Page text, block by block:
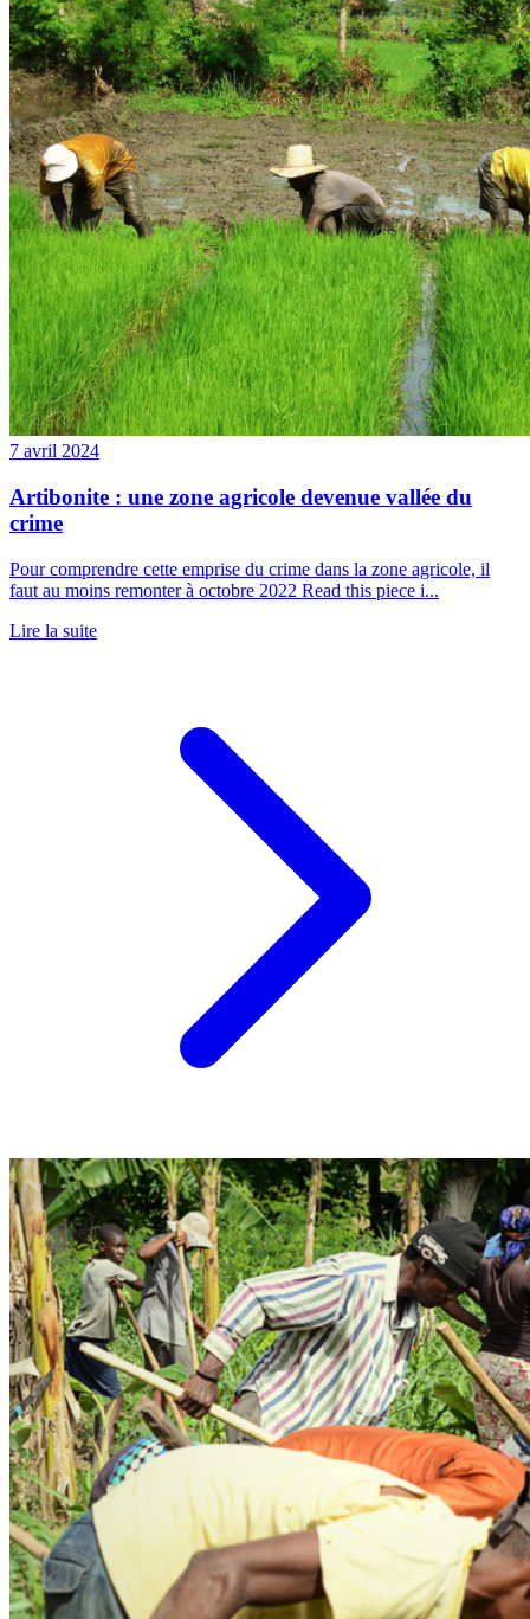
7 avril 2024
Artibonite : une zone agricole devenue vallée du
crime
Pour comprendre cette emprise du crime dans la zone agricole, il
faut au moins remonter à octobre 2022 Read this piece i...
Lire la suite